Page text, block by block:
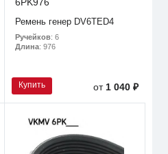
6PK976
Ремень генер DV6TED4
Ручейков: 6
Длина: 976
Купить от 1 040 ₽